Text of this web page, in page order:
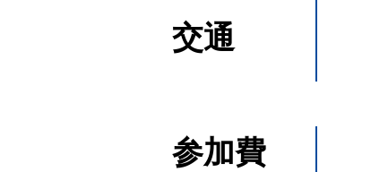
交通
参加費